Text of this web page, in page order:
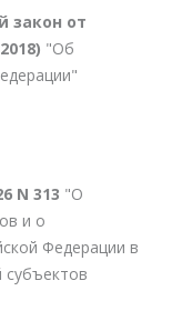
закон от
"Об
N 313 "О
и о
Федерации в
субъектов